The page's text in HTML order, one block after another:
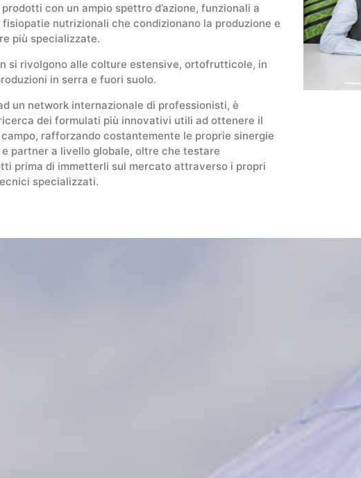
con un ampio spettro d’azione, funzionali a
nutrizionali che condizionano la produzione e
più specializzate.
si rivolgono alle colture estensive, ortofrutticole, in
in serra e fuori suolo.
un network internazionale di professionisti, è
dei formulati più innovativi utili ad ottenere il
rafforzando costantemente le proprie sinergie
partner a livello globale, oltre che testare
prima di immetterli sul mercato attraverso i propri
specializzati.